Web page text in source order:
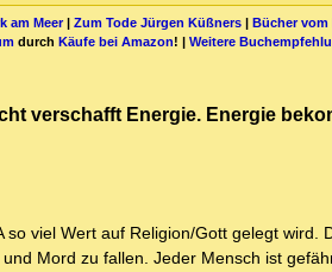
am Meer| Zum Tode Jürgen Küßners| Bücher
durch Käufe bei Amazon! | Weitere
verschafft Energie. Energie
viel Wert auf Religion/Gott gelegt wird.
Mord zu fallen. Jeder Mensch ist